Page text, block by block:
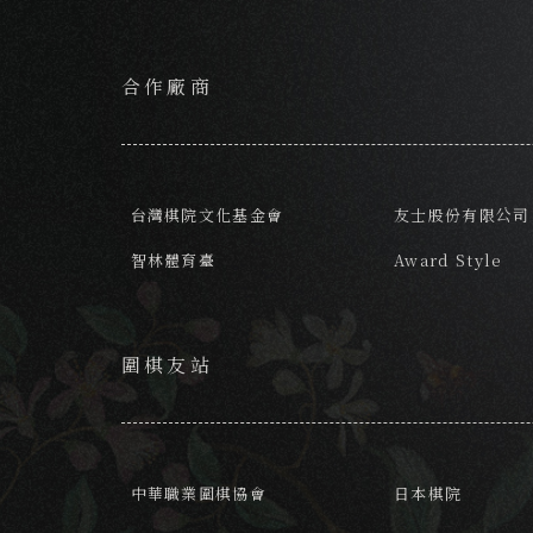
合作廠商
台灣棋院文化基金會
友士股份有限公司
智林體育臺
Award Style
圍棋友站
中華職業圍棋協會 日本棋院